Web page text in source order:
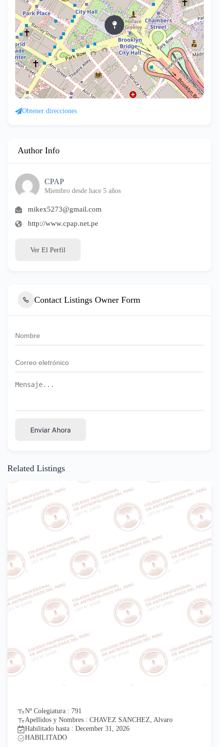
Obtener direcciones
Author Info
CPAP
Miembro desde hace 5 años
mikex5273@gmail.com
http://www.cpap.net.pe
Ver El Perfil
Contact Listings Owner Form
Enviar Ahora
Related Listings
Nº Colegiatura : 791
Apellidos y Nombres : CHAVEZ SANCHEZ, Alvaro
Habilitado hasta : December 31, 2026
HABILITADO